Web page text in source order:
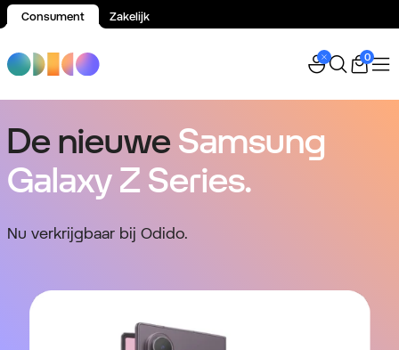
Consument Zakelijk
0
De nieuweSamsung
Galaxy Z Series.
Nu verkrijgbaar bij Odido.